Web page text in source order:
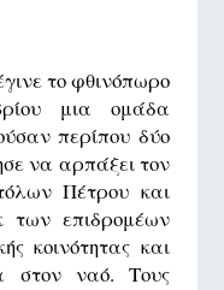
το φθινόπωρο
μια ομάδα
περίπου δύο
να αρπάξει τον
Πέτρου και
των επιδρομέων
κοινότητας και
στον ναό. Τους